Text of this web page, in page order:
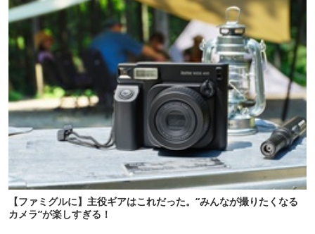
【ファミグルに】主役ギアはこれだった。“みんなが撮りたくなる
カメラ”が楽しすぎる！